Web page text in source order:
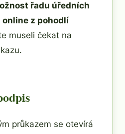
řadu úředních
z pohodlí
museli čekat na
průkazem se otevírá